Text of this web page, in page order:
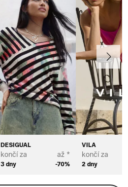
DESIGUAL
končí za
3 dny
až *
-70%
VILA
končí za
2 dny
Další